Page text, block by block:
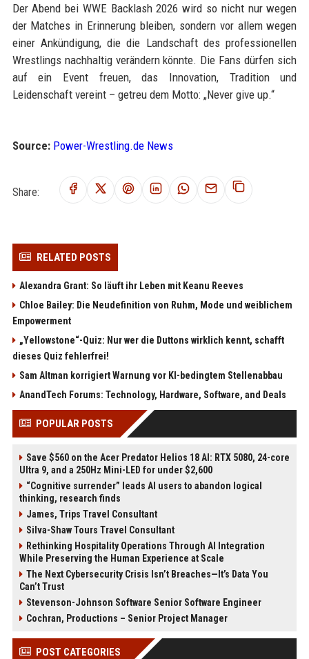
Der Abend bei WWE Backlash 2026 wird so nicht nur wegen
der Matches in Erinnerung bleiben, sondern vor allem wegen
einer Ankündigung, die die Landschaft des professionellen
Wrestlings nachhaltig verändern könnte. Die Fans dürfen sich
auf ein Event freuen, das Innovation, Tradition und
Leidenschaft vereint – getreu dem Motto: „Never give up.“
Source: Power-Wrestling.de News
Share:
RELATED POSTS
Alexandra Grant: So läuft ihr Leben mit Keanu Reeves
Chloe Bailey: Die Neudefinition von Ruhm, Mode und weiblichem
Empowerment
„Yellowstone“-Quiz: Nur wer die Duttons wirklich kennt, schafft
dieses Quiz fehlerfrei!
Sam Altman korrigiert Warnung vor KI-bedingtem Stellenabbau
AnandTech Forums: Technology, Hardware, Software, and Deals
POPULAR POSTS
Save $560 on the Acer Predator Helios 18 AI: RTX 5080, 24-core
Ultra 9, and a 250Hz Mini-LED for under $2,600
“Cognitive surrender” leads AI users to abandon logical
thinking, research finds
James, Trips Travel Consultant
Silva-Shaw Tours Travel Consultant
Rethinking Hospitality Operations Through AI Integration
While Preserving the Human Experience at Scale
The Next Cybersecurity Crisis Isn’t Breaches—It’s Data You
Can’t Trust
Stevenson-Johnson Software Senior Software Engineer
Cochran, Productions – Senior Project Manager
POST CATEGORIES